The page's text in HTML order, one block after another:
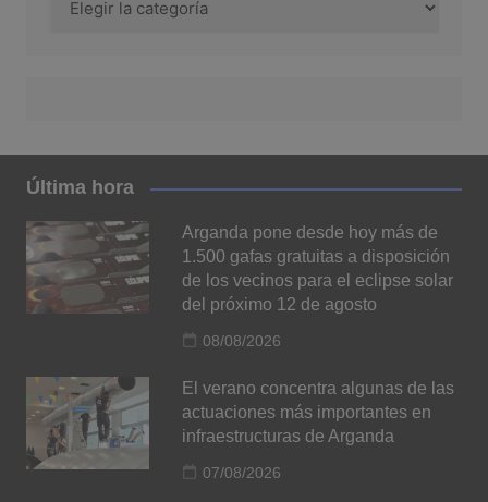
Última hora
Arganda pone desde hoy más de
1.500 gafas gratuitas a disposición
de los vecinos para el eclipse solar
del próximo 12 de agosto
08/08/2026
El verano concentra algunas de las
actuaciones más importantes en
infraestructuras de Arganda
07/08/2026